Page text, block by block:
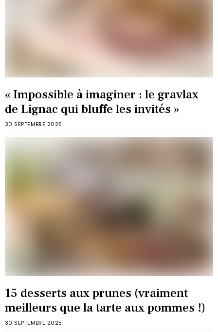
« Impossible à imaginer : le gravlax
de Lignac qui bluffe les invités »
30 SEPTEMBRE 2025
15 desserts aux prunes (vraiment
meilleurs que la tarte aux pommes !)
30 SEPTEMBRE 2025